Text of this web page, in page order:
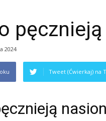
2024
Tweet (Ćwierkaj) na